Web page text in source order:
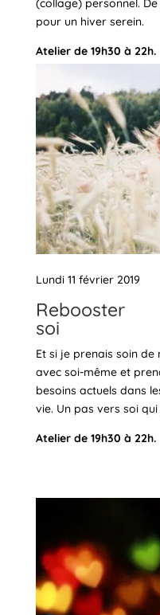
(collage) personnel.
pour un hiver serein.
Atelier de 19h30 à 22h.
Lundi 11 février 2019
Rebooster
soi
Et si je prenais soin
avec soi-même et
besoins actuels dans
vie. Un pas vers soi
Atelier de 19h30 à 22h.